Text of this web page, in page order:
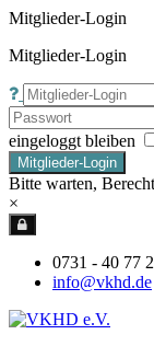
Mitglieder-Login
Mitglieder-Login
eingeloggt bleiben
Mitglieder-Login
Bitte warten,
×
0731 - 40 77
info@vkhd.de